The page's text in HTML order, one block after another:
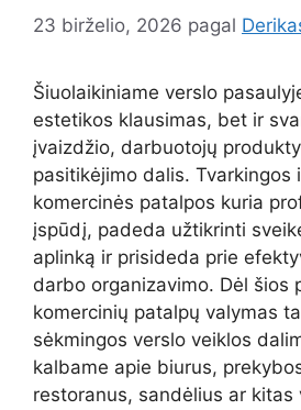
23 birželio, 2026 pagal
Šiuolaikiniame verslo
estetikos klausimas, bet ir
įvaizdžio, darbuotojų
pasitikėjimo dalis. Tvarkingos
komercinės patalpos kuria
įspūdį, padeda užtikrinti
aplinką ir prisideda prie
darbo organizavimo. Dėl šios
komercinių patalpų valymas
sėkmingos verslo veiklos
kalbame apie biurus,
restoranus, sandėlius ar kitas